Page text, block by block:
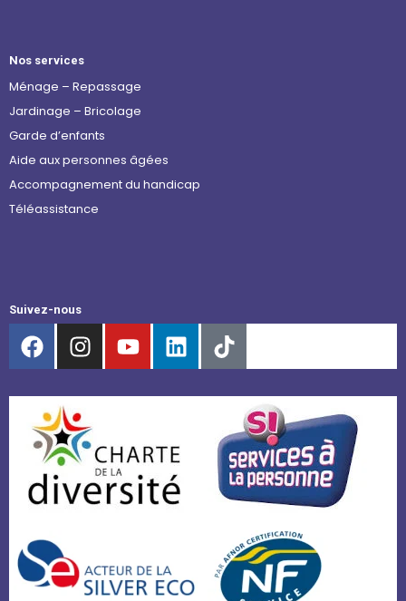
Nos services
Ménage – Repassage
Jardinage – Bricolage
Garde d’enfants
Aide aux personnes âgées
Accompagnement du handicap
Téléassistance
Suivez-nous